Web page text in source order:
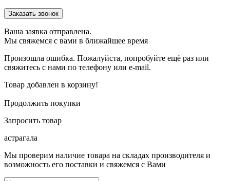
Ваша заявка отправлена.
Мы свяжемся с вами в ближайшее время
Произошла ошибка. Пожалуйста, попробуйте ещё раз или
свяжитесь с нами по телефону или e-mail.
Товар добавлен в корзину!
Продолжить покупки
Запросить товар
астрагала
Мы проверим наличие товара на складах производителя и
возможность его поставки и свяжемся с Вами